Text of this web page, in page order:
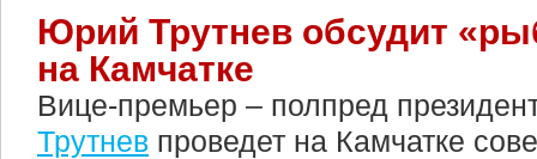
Юрий Трутнев обсудит
на Камчатке
Вице-премьер – полпред
Трутнев проведет на Камчатке